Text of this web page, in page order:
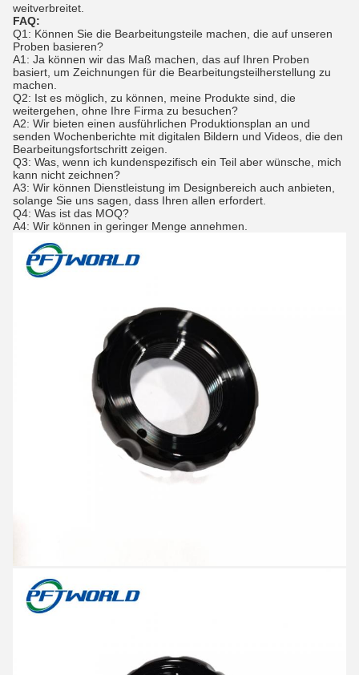
weitverbreitet.
FAQ:
Q1: Können Sie die Bearbeitungsteile machen, die auf unseren
Proben basieren?
A1: Ja können wir das Maß machen, das auf Ihren Proben
basiert, um Zeichnungen für die Bearbeitungsteilherstellung zu
machen.
Q2: Ist es möglich, zu können, meine Produkte sind, die
weitergehen, ohne Ihre Firma zu besuchen?
A2: Wir bieten einen ausführlichen Produktionsplan an und
senden Wochenberichte mit digitalen Bildern und Videos, die den
Bearbeitungsfortschritt zeigen.
Q3: Was, wenn ich kundenspezifisch ein Teil aber wünsche, mich
kann nicht zeichnen?
A3: Wir können Dienstleistung im Designbereich auch anbieten,
solange Sie uns sagen, dass Ihren allen erfordert.
Q4: Was ist das MOQ?
A4: Wir können in geringer Menge annehmen.